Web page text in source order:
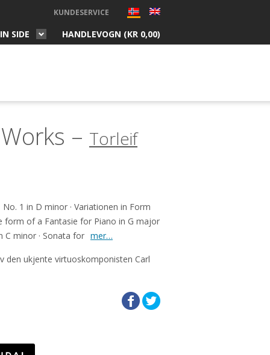
KUNDESERVICE
SIDE HANDLEVOGN (KR 0,00)
– Torleif
1 in D minor · Variationen in Form
form of a Fantasie for Piano in G major
C minor · Sonata for mer…
den ukjente virtuoskomponisten Carl